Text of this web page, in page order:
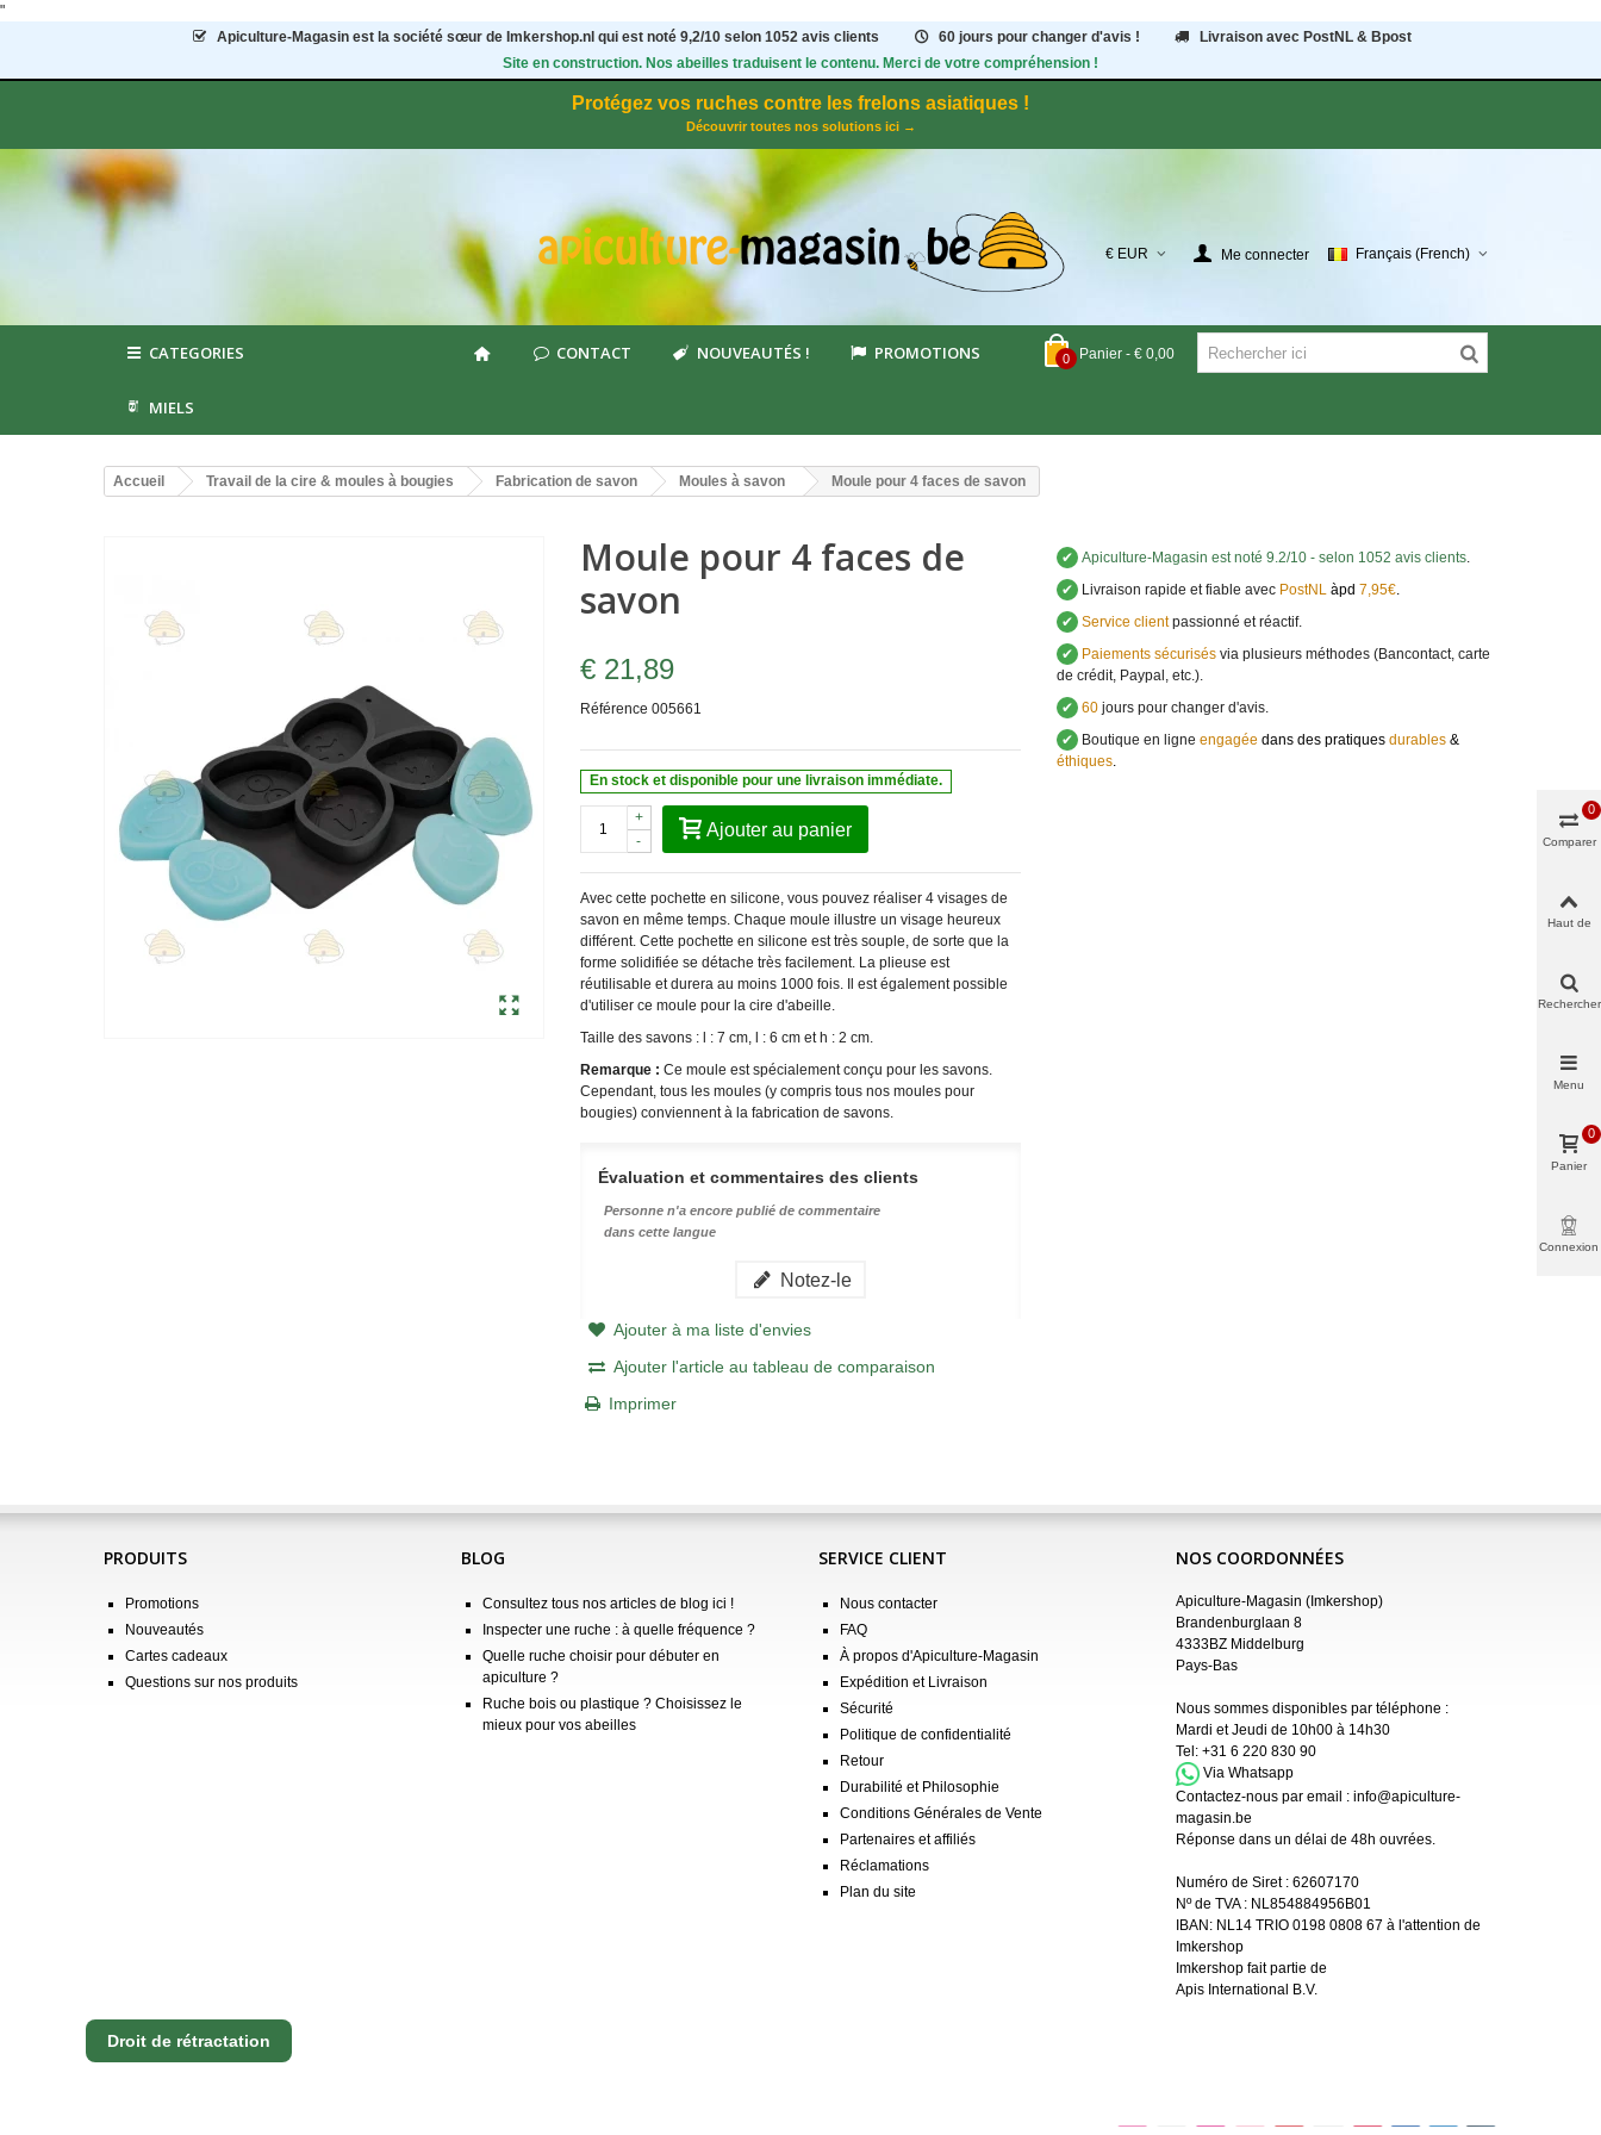
"
Apiculture-Magasin est la société sœur de Imkershop.nl qui est noté 9,2/10 selon 1052avis clients 60 jours pour changer d'avis !
Livraison avec PostNL & Bpost
Site en construction. Nos abeilles traduisent le contenu. Merci de votre compréhension !
Protégez vos ruches contre les frelons asiatiques !
Découvrir toutes nos solutions ici →
€ EUR Me connecter Français (French)
0 Panier - € 0,00
CATEGORIES CONTACT NOUVEAUTÉS ! PROMOTIONS
MIELS
Accueil Travail de la cire & moules à bougies Fabrication de savon Moules à savon Moule pour 4 faces de savon
Moule pour 4 faces de
savon
€ 21,89
Référence 005661
En stock et disponible pour une livraison immédiate.
-
+
Ajouter au panier
Avec cette pochette en silicone, vous pouvez réaliser 4 visages de
savon en même temps. Chaque moule illustre un visage heureux
différent. Cette pochette en silicone est très souple, de sorte que la
forme solidifiée se détache très facilement. La plieuse est
réutilisable et durera au moins 1000 fois. Il est également possible
d'utiliser ce moule pour la cire d'abeille.
Taille des savons : l : 7 cm, l : 6 cm et h : 2 cm.
Remarque : Ce moule est spécialement conçu pour les savons.
Cependant, tous les moules (y compris tous nos moules pour
bougies) conviennent à la fabrication de savons.
Évaluation et commentaires des clients
Personne n'a encore publié de commentaire
dans cette langue
Notez-le
Ajouter à ma liste d'envies
Ajouter l'article au tableau de comparaison
Imprimer
✔ Apiculture-Magasin est noté 9.2/10 - selon 1052 avis clients.
✔ Livraison rapide et fiable avecPostNL àpd 7,95€.
✔ Service clientpassionné et réactif.
✔ Paiements sécurisésvia plusieurs méthodes (Bancontact, carte
de crédit, Paypal, etc.).
✔ 60jours pour changer d'avis.
✔ Boutique en ligne engagée dans des pratiques durables&
éthiques.
PRODUITS
Promotions
Nouveautés
Cartes cadeaux
Questions sur nos produits
BLOG
Consultez tous nos articles de blog ici !
Inspecter une ruche : à quelle fréquence ?
Quelle ruche choisir pour débuter en
apiculture ?
Ruche bois ou plastique ? Choisissez le
mieux pour vos abeilles
SERVICE CLIENT
Nous contacter
FAQ
À propos d'Apiculture-Magasin
Expédition et Livraison
Sécurité
Politique de confidentialité
Retour
Durabilité et Philosophie
Conditions Générales de Vente
Partenaires et affiliés
Réclamations
Plan du site
NOS COORDONNÉES
Apiculture-Magasin (Imkershop)
Brandenburglaan 8
4333BZ Middelburg
Pays-Bas
Nous sommes disponibles par téléphone :
Mardi et Jeudi de 10h00 à 14h30
Tel: +31 6 220 830 90
Via Whatsapp
Contactez-nous par email : info@apiculture-
magasin.be
Réponse dans un délai de 48h ouvrées.
Numéro de Siret : 62607170
Nº de TVA : NL854884956B01
IBAN: NL14 TRIO 0198 0808 67 à l'attention de
Imkershop
Imkershop fait partie de
Apis International B.V.
Droit de rétractation
Comparer
0
Haut de
Rechercher
Menu
Panier
0
Connexion